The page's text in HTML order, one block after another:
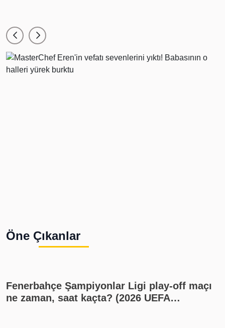
Öne Çıkanlar
Fenerbahçe Şampiyonlar Ligi play-off maçı
ne zaman, saat kaçta? (2026 UEFA